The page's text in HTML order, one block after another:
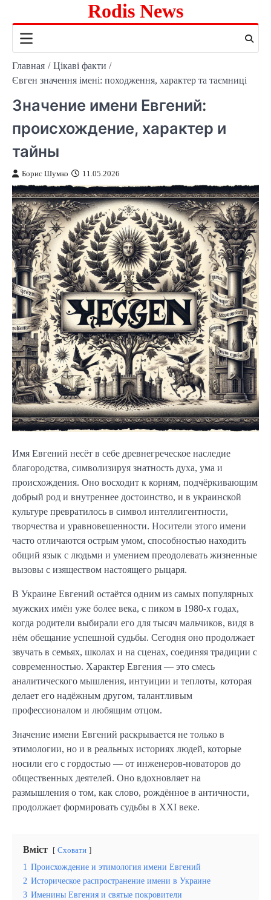
содержимому
Rodis News
Главная
Цікаві факти
Євген значення імені: походження, характер та таємниці
Значение имени Евгений:
происхождение, характер и
тайны
Борис Шумко 11.05.2026
Имя Евгений несёт в себе древнегреческое наследие
благородства, символизируя знатность духа, ума и
происхождения. Оно восходит к корням, подчёркивающим
добрый род и внутреннее достоинство, и в украинской
культуре превратилось в символ интеллигентности,
творчества и уравновешенности. Носители этого имени
часто отличаются острым умом, способностью находить
общий язык с людьми и умением преодолевать жизненные
вызовы с изяществом настоящего рыцаря.
В Украине Евгений остаётся одним из самых популярных
мужских имён уже более века, с пиком в 1980-х годах,
когда родители выбирали его для тысяч мальчиков, видя в
нём обещание успешной судьбы. Сегодня оно продолжает
звучать в семьях, школах и на сценах, соединяя традиции с
современностью. Характер Евгения — это смесь
аналитического мышления, интуиции и теплоты, которая
делает его надёжным другом, талантливым
профессионалом и любящим отцом.
Значение имени Евгений раскрывается не только в
этимологии, но и в реальных историях людей, которые
носили его с гордостью — от инженеров-новаторов до
общественных деятелей. Оно вдохновляет на
размышления о том, как слово, рождённое в античности,
продолжает формировать судьбы в XXI веке.
Вміст Сховати
1 Происхождение и этимология имени Евгений
2 Историческое распространение имени в Украине
3 Именины Евгения и святые покровители